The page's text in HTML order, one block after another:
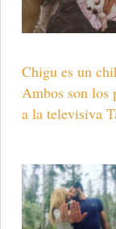
Chigu es un
Ambos son los
a la televisiva